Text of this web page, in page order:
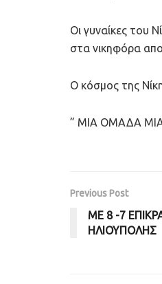
Οι γυναίκες του
στα νικηφόρα
Ο κόσμος της
” ΜΙΑ ΟΜΑΔΑ ΜΙΑ
Previous Post
ΜΕ 8 -7
ΗΛΙΟΥΠΟΛΗΣ